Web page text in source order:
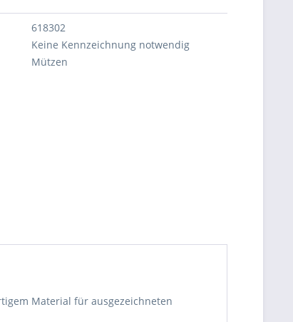
618302
Keine Kennzeichnung notwendig
Mützen
Material für ausgezeichneten